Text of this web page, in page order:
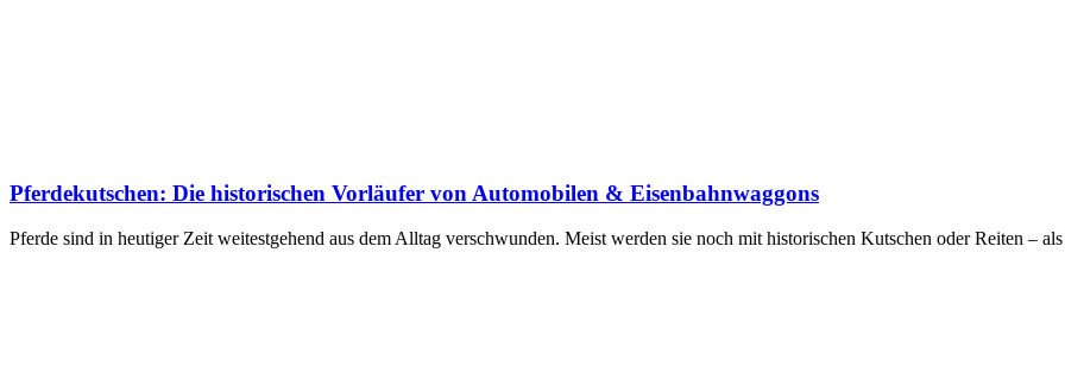
Pferdekutschen: Die historischen Vorläufer von Automobilen & Eisenbahnwaggons
Pferde sind in heutiger Zeit weitestgehend aus dem Alltag verschwunden. Meist werden sie noch mit historischen Kutschen oder Reiten –